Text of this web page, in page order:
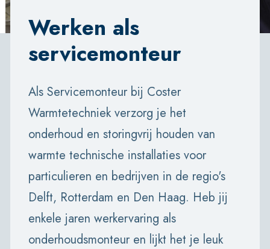
Werken als
servicemonteur
Als Servicemonteur bij Coster
Warmtetechniek verzorg je het
onderhoud en storingvrij houden van
warmte technische installaties voor
particulieren en bedrijven in de regio's
Delft, Rotterdam en Den Haag. Heb jij
enkele jaren werkervaring als
onderhoudsmonteur en lijkt het je leuk